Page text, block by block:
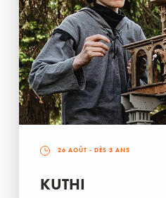
26 AOÛT - DÈS 3 ANS
KUTHI